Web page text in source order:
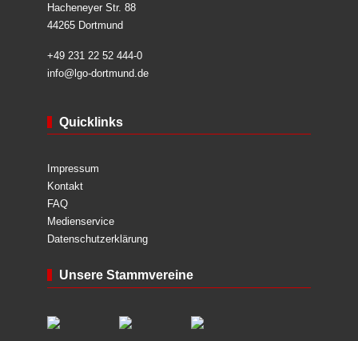
Hacheneyer Str. 88
44265 Dortmund
+49 231 22 52 444-0
info@lgo-dortmund.de
Quicklinks
Impressum
Kontakt
FAQ
Medienservice
Datenschutzerklärung
Unsere Stammvereine